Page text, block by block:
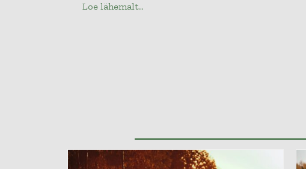
Loe lähemalt...